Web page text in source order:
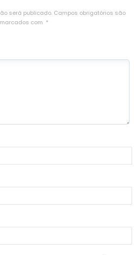
será publicado. Campos obrigatórios são
marcados com *